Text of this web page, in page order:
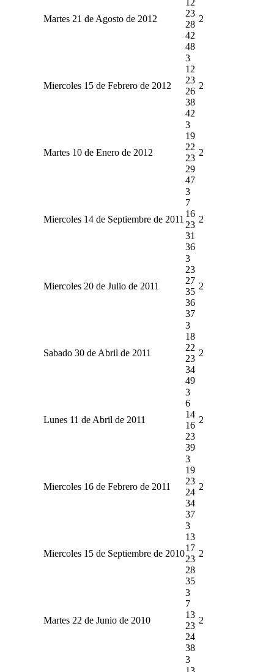
Martes 21 de Agosto de 2012
23
28
42
48
2
Miercoles 15 de Febrero de 2012
3
12
23
26
38
42
2
Martes 10 de Enero de 2012
3
19
22
23
29
47
2
Miercoles 14 de Septiembre de 2011
3
7
16
23
31
36
2
Miercoles 20 de Julio de 2011
3
23
27
35
36
37
2
Sabado 30 de Abril de 2011
3
18
22
23
34
49
2
Lunes 11 de Abril de 2011
3
6
14
16
23
39
2
Miercoles 16 de Febrero de 2011
3
19
23
24
34
37
2
Miercoles 15 de Septiembre de 2010
3
13
17
23
28
35
2
Martes 22 de Junio de 2010
3
7
13
23
24
38
2
3